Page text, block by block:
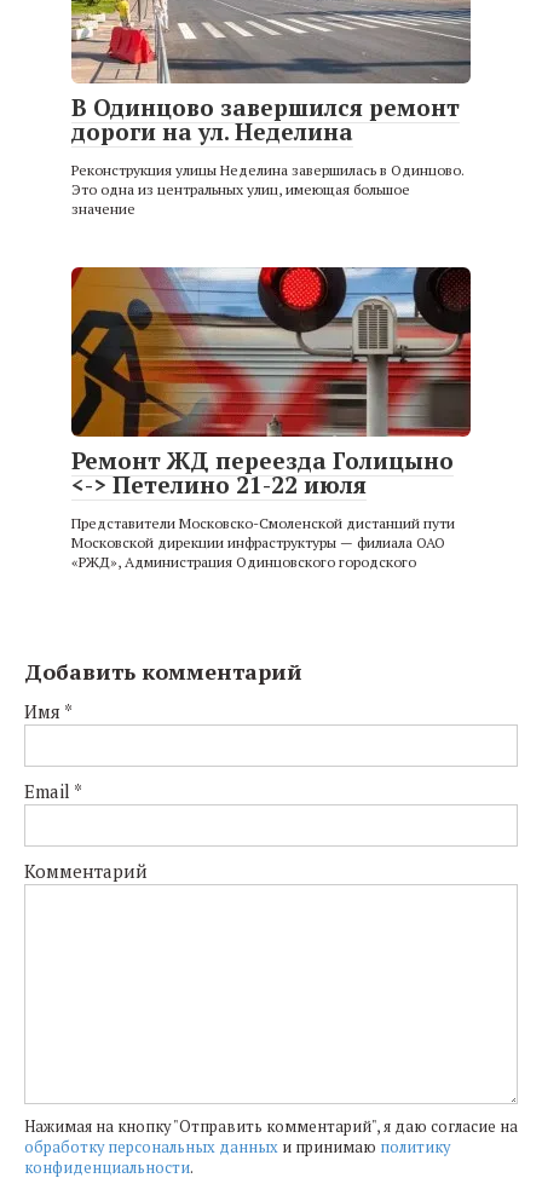
В Одинцово завершился ремонт
дороги на ул. Неделина
Реконструкция улицы Неделина завершилась в Одинцово.
Это одна из центральных улиц, имеющая большое
значение
Ремонт ЖД переезда Голицыно
<-> Петелино 21-22 июля
Представители Московско-Смоленской дистанций пути
Московской дирекции инфраструктуры — филиала ОАО
«РЖД», Администрация Одинцовского городского
Добавить комментарий
Имя *
Email *
Комментарий
Нажимая на кнопку "Отправить комментарий", я даю согласие на
обработку персональных данных и принимаю политику
конфиденциальности.